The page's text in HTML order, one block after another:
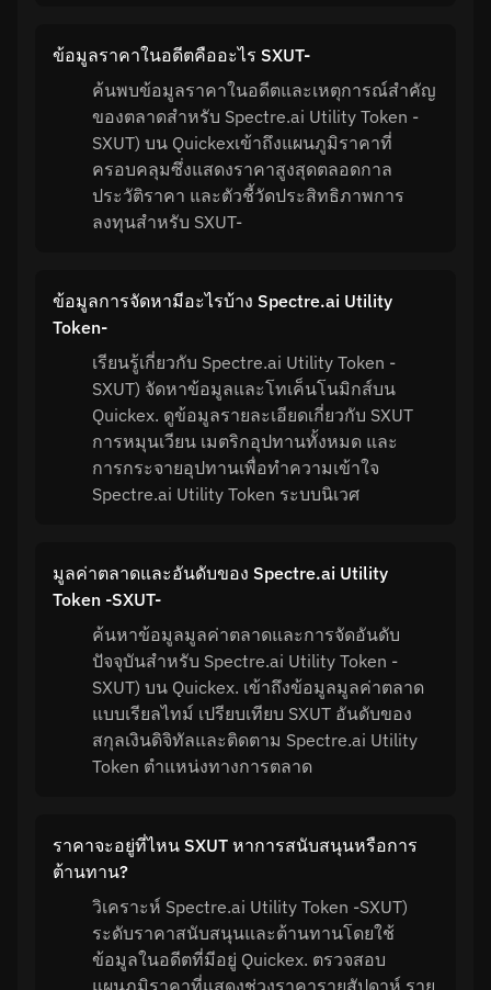
ข้อมูลราคาในอดีตคืออะไร SXUT-
ค้นพบข้อมูลราคาในอดีตและเหตุการณ์สำคัญ
ของตลาดสำหรับ Spectre.ai Utility Token -
SXUT) บน Quickexเข้าถึงแผนภูมิราคาที่
ครอบคลุมซึ่งแสดงราคาสูงสุดตลอดกาล
ประวัติราคา และตัวชี้วัดประสิทธิภาพการ
ลงทุนสำหรับ SXUT-
ข้อมูลการจัดหามีอะไรบ้าง Spectre.ai Utility
Token-
เรียนรู้เกี่ยวกับ Spectre.ai Utility Token -
SXUT) จัดหาข้อมูลและโทเค็นโนมิกส์บน
Quickex. ดูข้อมูลรายละเอียดเกี่ยวกับ SXUT
การหมุนเวียน เมตริกอุปทานทั้งหมด และ
การกระจายอุปทานเพื่อทำความเข้าใจ
Spectre.ai Utility Token ระบบนิเวศ
มูลค่าตลาดและอันดับของ Spectre.ai Utility
Token -SXUT-
ค้นหาข้อมูลมูลค่าตลาดและการจัดอันดับ
ปัจจุบันสำหรับ Spectre.ai Utility Token -
SXUT) บน Quickex. เข้าถึงข้อมูลมูลค่าตลาด
แบบเรียลไทม์ เปรียบเทียบ SXUT อันดับของ
สกุลเงินดิจิทัลและติดตาม Spectre.ai Utility
Token ตำแหน่งทางการตลาด
ราคาจะอยู่ที่ไหน SXUT หาการสนับสนุนหรือการ
ต้านทาน?
วิเคราะห์ Spectre.ai Utility Token -SXUT)
ระดับราคาสนับสนุนและต้านทานโดยใช้
ข้อมูลในอดีตที่มีอยู่ Quickex. ตรวจสอบ
แผนภูมิราคาที่แสดงช่วงราคารายสัปดาห์ ราย